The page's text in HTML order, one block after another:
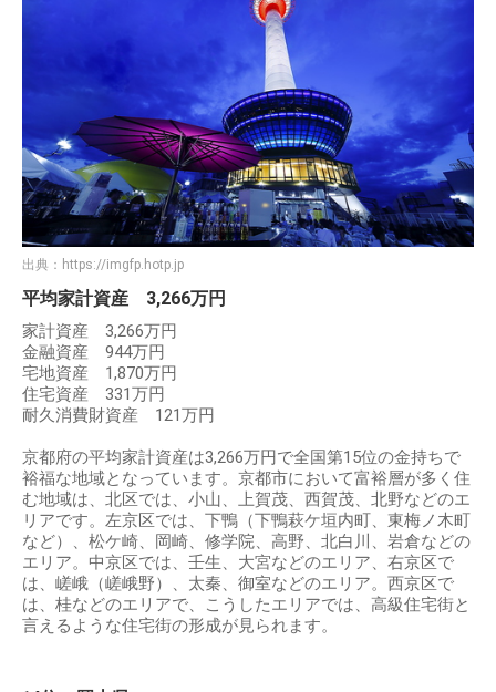
出典： https://imgfp.hotp.jp
平均家計資産 3,266万円
家計資産 3,266万円
金融資産 944万円
宅地資産 1,870万円
住宅資産 331万円
耐久消費財資産 121万円
京都府の平均家計資産は3,266万円で全国第15位の金持ちで
裕福な地域となっています。京都市において富裕層が多く住
む地域は、北区では、小山、上賀茂、西賀茂、北野などのエ
リアです。左京区では、下鴨（下鴨萩ケ垣内町、東梅ノ木町
など）、松ケ崎、岡崎、修学院、高野、北白川、岩倉などの
エリア。中京区では、壬生、大宮などのエリア、右京区で
は、嵯峨（嵯峨野）、太秦、御室などのエリア。西京区で
は、桂などのエリアで、こうしたエリアでは、高級住宅街と
言えるような住宅街の形成が見られます。